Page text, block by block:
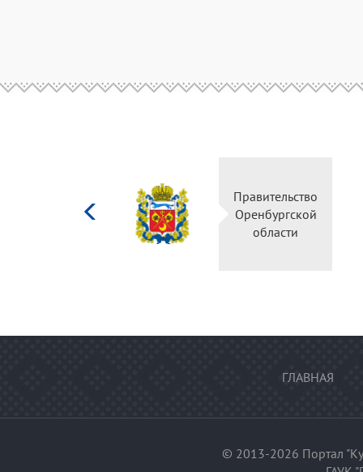
Правительство
Оренбургской
области
ГЛАВНАЯ
© 2013-2026 Портал